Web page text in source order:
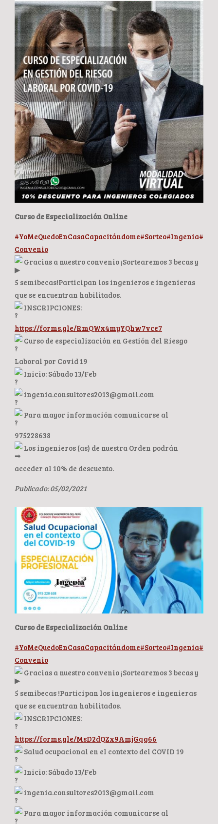
Curso de Especialización Online
#YoMeQuedoEnCasaCapacitándome#Sorteo#Ingenia#
Convenio
Gracias a nuestro convenio ¡Sortearemos 3 becas y
5 semibecas!Participan los ingenieros e ingenieras
que se encuentran habilitados.
INSCRIPCIONES:
https://forms.gle/RmQWx4myYQhw7vce7
Curso de especialización en Gestión del Riesgo
Laboral por Covid 19
Inicio: Sábado 13/Feb
ingenia.consultores2013@gmail.com
Para mayor información comunicarse al
975228638
Los ingenieros (as) de nuestra Orden podrán
acceder al 10% de descuento.
Publicado: 05/02/2021
Curso de Especialización Online
#YoMeQuedoEnCasaCapacitándome#Sorteo#Ingenia#
Convenio
Gracias a nuestro convenio ¡Sortearemos 3 becas y
5 semibecas !Participan los ingenieros e ingenieras
que se encuentran habilitados.
INSCRIPCIONES:
https://forms.gle/MsD2dQZx9AmjGqg66
Salud ocupacional en el contexto del COVID 19
Inicio: Sábado 13/Feb
ingenia.consultores2013@gmail.com
Para mayor información comunicarse al